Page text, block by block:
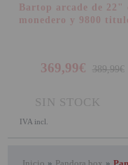
Bartop arcade de 22"
monedero y 9800
369,99€ 389,99€
SIN STOCK
IVA incl.